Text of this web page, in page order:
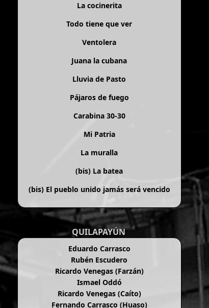
La cocinerita
Todo tiene que ver
Ventolera
Juana la cubana
Lluvia de Pasto
Pájaros de fuego
Carabina 30-30
Mi Patria
La muralla
(bis) La batea
(bis) El pueblo unido jamás será vencido
QUILAPAYÚN
Eduardo Carrasco
Rubén Escudero
Ricardo Venegas (Farzán)
Ismael Oddó
Ricardo Venegas (Caíto)
Fernando Carrasco (Huaso)